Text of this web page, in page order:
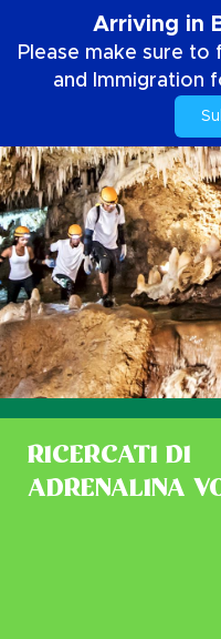
Arriving in
Please make sure to
and Immigration
RICERCATI DI
ADRENALINA